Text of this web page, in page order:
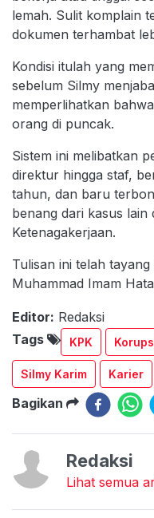
lemah. Sulit komplain
dokumen terhambat
Kondisi itulah yang
sebelum Silmy
memperlihatkan
orang di puncak.
Sistem ini melibatkan
direktur hingga staf,
tahun, dan baru
benang dari kasus lain
Ketenagakerjaan.
Tulisan ini telah tayang
Muhammad Imam
Editor: Redaksi
Tags
KPK
Silmy Karim Karier
Bagikan
Redaksi
Lihat semua